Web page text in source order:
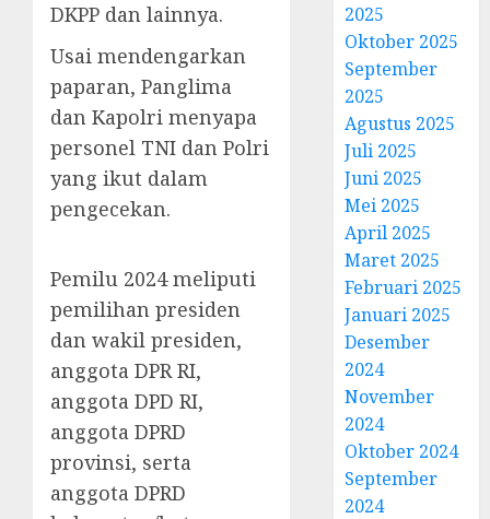
DKPP dan lainnya.
Usai mendengarkan
paparan, Panglima
dan Kapolri menyapa
personel TNI dan Polri
yang ikut dalam
pengecekan.
Pemilu 2024 meliputi
pemilihan presiden
dan wakil presiden,
anggota DPR RI,
anggota DPD RI,
anggota DPRD
provinsi, serta
anggota DPRD
2025
Oktober 2025
September
2025
Agustus 2025
Juli 2025
Juni 2025
Mei 2025
April 2025
Maret 2025
Februari 2025
Januari 2025
Desember
2024
November
2024
Oktober 2024
September
2024